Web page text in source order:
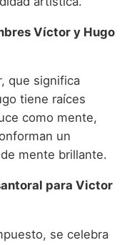
Víctor y Hugo
que significa
tiene raíces
como mente,
un
mente brillante.
para Victor
se celebra